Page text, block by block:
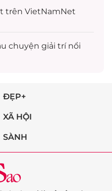
trên VietNamNet
chuyện giải trínổi
ĐẸP+
XÃ HỘI
SÀNH